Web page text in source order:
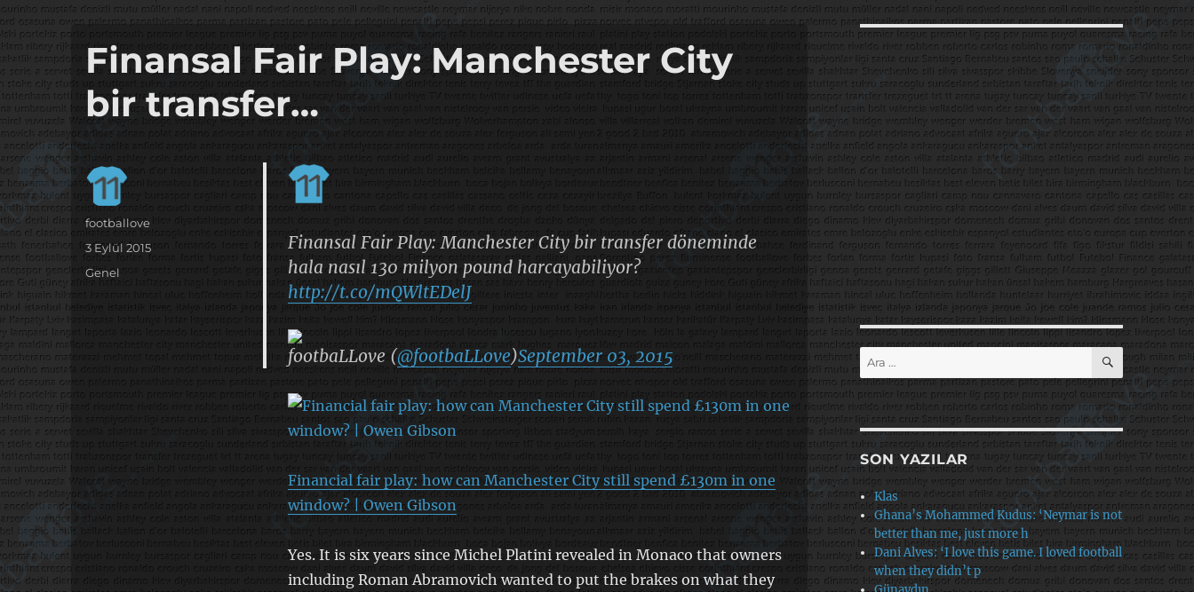
footbaLLove
it's the football, that's the football…
Finansal Fair Play: Manchester City
bir transfer…
Finansal Fair Play: Manchester City bir transfer döneminde
hala nasıl 130 milyon pound harcayabiliyor?
http://t.co/mQWltEDelJ
footbaLLove (@footbaLLove)September 03, 2015
Financial fair play: how can Manchester City still spend £130m in one
window? | Owen Gibson
Yes. It is six years since Michel Platini revealed in Monaco that owners
including Roman Abramovich wanted to put the brakes on what they
Yazar
footballove
Yayın
tarihi
3 Eylül 2015
Kategoriler
Genel
Ara: ARA
SON YAZILAR
Klas
Ghana’s Mohammed Kudus: ‘Neymar is not
better than me, just more h
Dani Alves: ‘I love this game. I loved football
when they didn’t p